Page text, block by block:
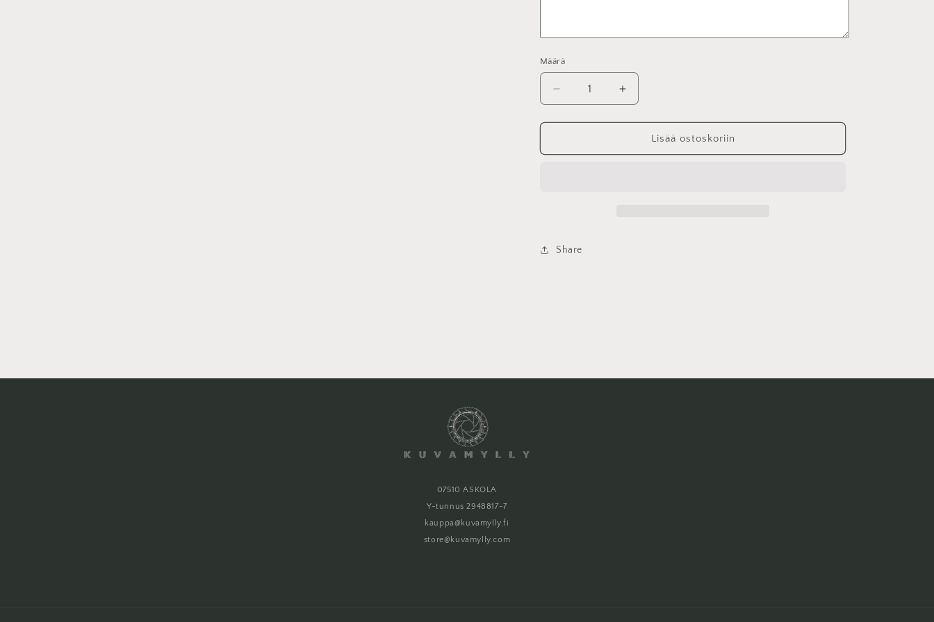
Määrä
Vähennä
tuotteen
Filminegatiivien
määrää
Lisää
tuotteen
Filminegatiivien
skannaus
määrää
Lisää ostoskoriin
Share
07510 ASKOLA
Y-tunnus 2948817-7
kauppa@kuvamylly.fi
store@kuvamylly.com